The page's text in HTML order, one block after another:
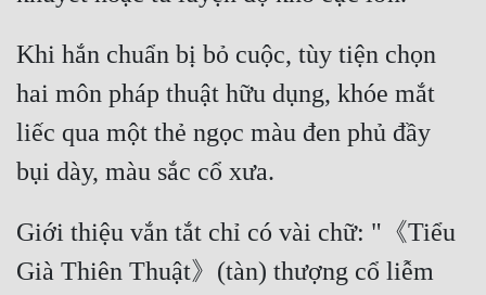
Khi hắn chuẩn bị bỏ cuộc, tùy tiện chọn
hai môn pháp thuật hữu dụng, khóe mắt
liếc qua một thẻ ngọc màu đen phủ đầy
Giới thiệu vắn tắt chỉ có vài chữ: "《Tiểu
Già Thiên Thuật》(tàn) thượng cổ liễm